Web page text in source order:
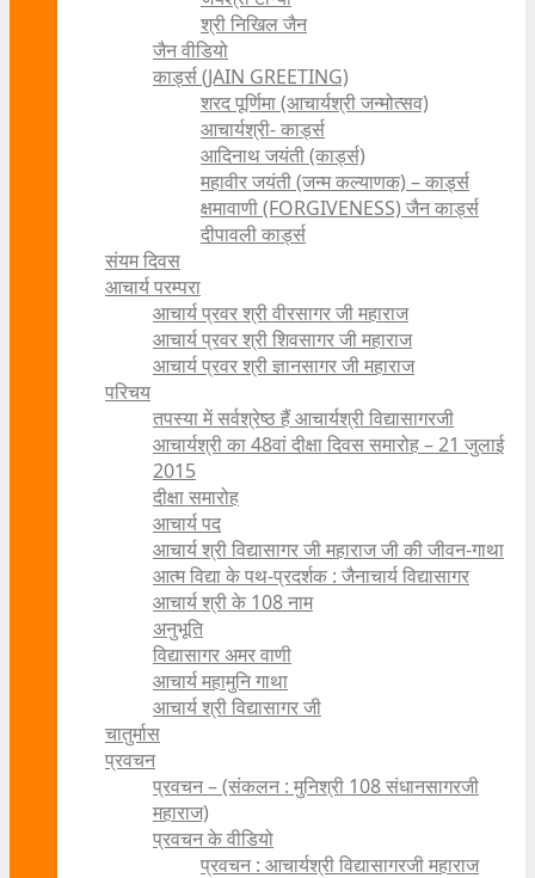
श्री निखिल जैन
जैन वीडियो
कार्ड्स (JAIN GREETING)
शरद पूर्णिमा (आचार्यश्री जन्मोत्सव)
आचार्यश्री- कार्ड्स
आदिनाथ जयंती (कार्ड्स)
महावीर जयंती (जन्म कल्याणक) – कार्ड्स
क्षमावाणी (FORGIVENESS) जैन कार्ड्स
दीपावली कार्ड्स
संयम दिवस
आचार्य परम्परा
आचार्य प्रवर श्री वीरसागर जी महाराज
आचार्य प्रवर श्री शिवसागर जी महाराज
आचार्य प्रवर श्री ज्ञानसागर जी महाराज
परिचय
तपस्या में सर्वश्रेष्ठ हैं आचार्यश्री विद्यासागरजी
आचार्यश्री का 48वां दीक्षा दिवस समारोह – 21 जुलाई
2015
दीक्षा समारोह
आचार्य पद
आचार्य श्री विद्यासागर जी महाराज जी की जीवन-गाथा
आत्म विद्या के पथ-प्रदर्शक : जैनाचार्य विद्यासागर
आचार्य श्री के 108 नाम
अनुभूति
विद्यासागर अमर वाणी
आचार्य महामुनि गाथा
आचार्य श्री विद्यासागर जी
चातुर्मास
प्रवचन
प्रवचन – (संकलन : मुनिश्री 108 संधानसागरजी
महाराज)
प्रवचन के वीडियो
प्रवचन : आचार्यश्री ‍विद्यासागरजी महाराज